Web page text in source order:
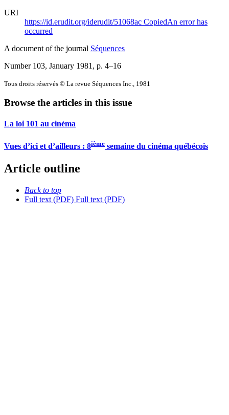
URI
https://id.erudit.org/iderudit/51068ac CopiedAn error has
occurred
A document of the journal Séquences
Number 103, January 1981 , p. 4–16
Tous droits réservés © La revue Séquences Inc., 1981
Browse the articles in this issue
La loi 101 au cinéma
Vues d’ici et d’ailleurs : 8ième semaine du cinéma québécois
Article outline
Back to top
Full text (PDF) Full text (PDF)